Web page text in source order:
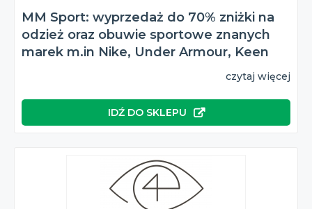
MM Sport: wyprzedaż do 70% zniżki na
odzież oraz obuwie sportowe znanych
marek m.in Nike, Under Armour, Keen
czytaj więcej
IDŹ DO SKLEPU